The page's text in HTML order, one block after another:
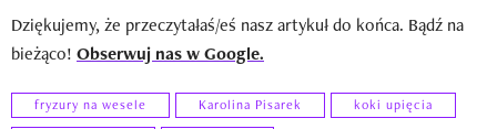
Dziękujemy, że przeczytałaś/eś nasz artykuł do końca. Bądź na
bieżąco! Obserwuj nas w Google.
fryzury na wesele Karolina Pisarek
koki upięcia